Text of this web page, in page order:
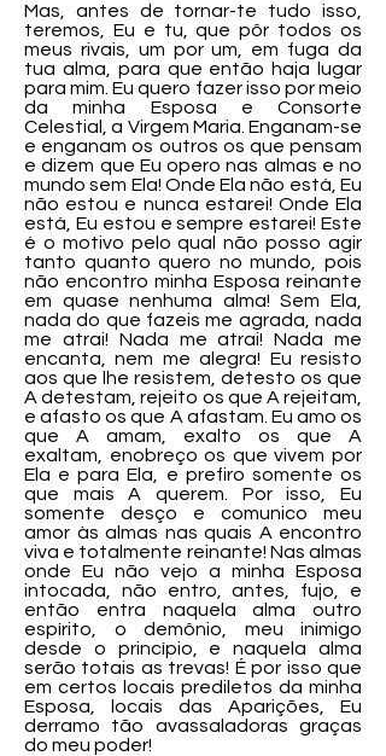
Mas, antes de tornar-te tudo isso,
teremos, Eu e tu, que pôr todos os
meus rivais, um por um, em fuga da
tua alma, para que então haja lugar
para mim. Eu quero fazer isso por meio
da minha Esposa e Consorte
Celestial, a Virgem Maria. Enganam-se
e enganam os outros os que pensam
e dizem que Eu opero nas almas e no
mundo sem Ela! Onde Ela não está, Eu
não estou e nunca estarei! Onde Ela
está, Eu estou e sempre estarei! Este
é o motivo pelo qual não posso agir
tanto quanto quero no mundo, pois
não encontro minha Esposa reinante
em quase nenhuma alma! Sem Ela,
nada do que fazeis me agrada, nada
me atrai! Nada me atrai! Nada me
encanta, nem me alegra! Eu resisto
aos que lhe resistem, detesto os que
A detestam, rejeito os que A rejeitam,
e afasto os que A afastam. Eu amo os
que A amam, exalto os que A
exaltam, enobreço os que vivem por
Ela e para Ela, e prefiro somente os
que mais A querem. Por isso, Eu
somente desço e comunico meu
amor às almas nas quais A encontro
viva e totalmente reinante! Nas almas
onde Eu não vejo a minha Esposa
intocada, não entro, antes, fujo, e
então entra naquela alma outro
espírito, o demônio, meu inimigo
desde o princípio, e naquela alma
serão totais as trevas! É por isso que
em certos locais prediletos da minha
Esposa, locais das Aparições, Eu
derramo tão avassaladoras graças
do meu poder!